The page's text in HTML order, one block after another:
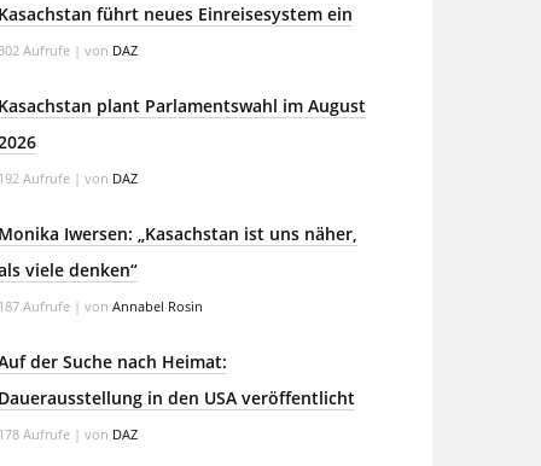
führt neues Einreisesystem ein
Aufrufe | von DAZ
plant Parlamentswahl im August
Aufrufe | von DAZ
Iwersen: „Kasachstan ist uns näher,
viele denken“
Aufrufe | von Annabel Rosin
der Suche nach Heimat:
in den USA veröffentlicht
Aufrufe | von DAZ